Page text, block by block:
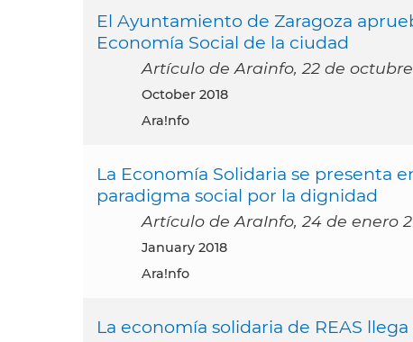
El Ayuntamiento de Zaragoza
Economía Social de la ciudad
Artículo de Arainfo, 22 de octubre
October 2018
Ara!nfo
La Economía Solidaria se presenta
paradigma social por la dignidad
Artículo de AraInfo, 24 de enero
January 2018
Ara!nfo
La economía solidaria de REAS